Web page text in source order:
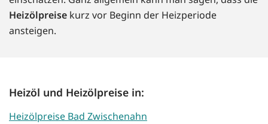
Heizölpreise kurz vor Beginn der Heizperiode
ansteigen.
Heizöl und Heizölpreise in:
Heizölpreise Bad Zwischenahn